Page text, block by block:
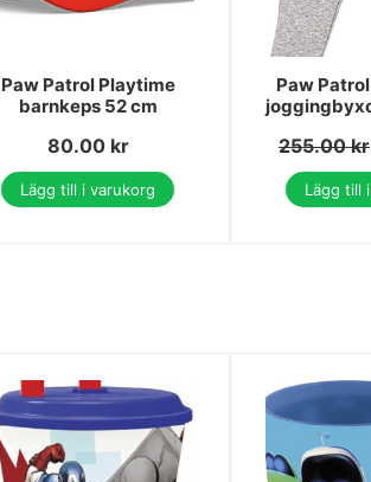
Paw Patrol Playtime
barnkeps 52 cm
80.00 kr
Lägg till i varukorg
Paw
255.00kr
Lägg till